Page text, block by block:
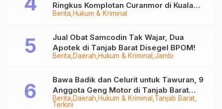
Berita Hukum & Kriminal
Ringkus Komplotan Curanmor di Kuala
Tungkal
Berita Daerah Hukum & Kriminal Jambi
Jual Obat Samcodin Tak Wajar, Dua
Apotek di Tanjab Barat Disegel BPOM!
Berita Daerah Hukum & Kriminal Tanjab Barat
Terkini
Bawa Badik dan Celurit untuk Tawuran, 9
Anggota Geng Motor di Tanjab Barat
Diringkus